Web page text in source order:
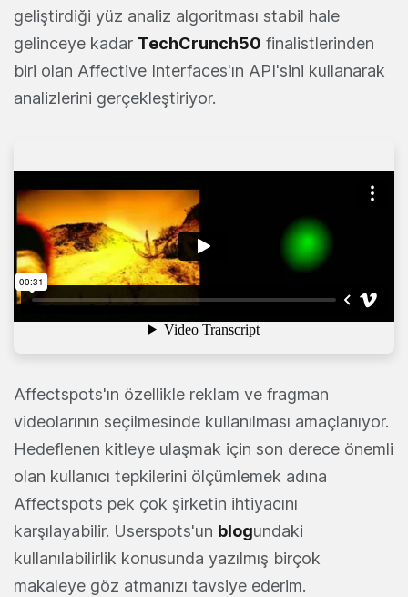
geliştirdiği yüz analiz algoritması stabil hale
gelinceye kadar TechCrunch50 finalistlerinden
biri olan Affective Interfaces'ın API'sini kullanarak
analizlerini gerçekleştiriyor.
Affectspots'ın özellikle reklam ve fragman
videolarının seçilmesinde kullanılması amaçlanıyor.
Hedeflenen kitleye ulaşmak için son derece önemli
olan kullanıcı tepkilerini ölçümlemek adına
Affectspots pek çok şirketin ihtiyacını
karşılayabilir. Userspots'un blogundaki
kullanılabilirlik konusunda yazılmış birçok
makaleye göz atmanızı tavsiye ederim.